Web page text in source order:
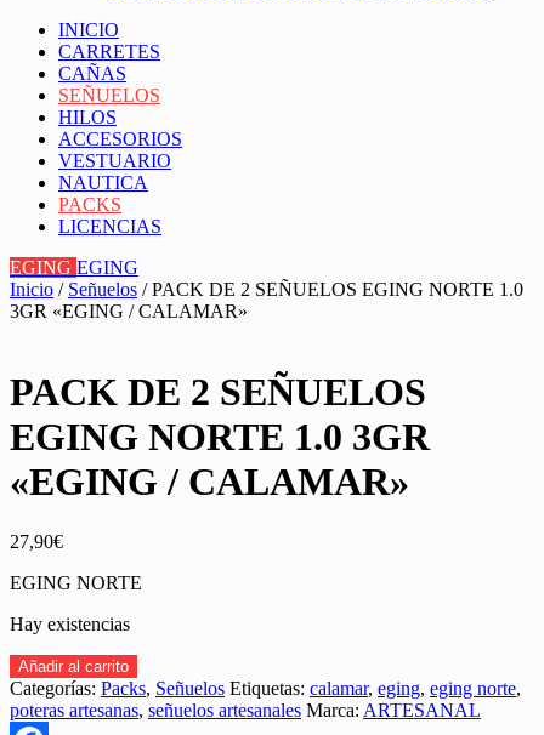
INICIO
CARRETES
CAÑAS
SEÑUELOS
HILOS
ACCESORIOS
VESTUARIO
NAUTICA
PACKS
LICENCIAS
EGING EGING
Inicio / Señuelos / PACK DE 2 SEÑUELOS EGING NORTE 1.0
3GR «EGING / CALAMAR»
PACK DE 2 SEÑUELOS
EGING NORTE 1.0 3GR
«EGING / CALAMAR»
27,90€
EGING NORTE
Hay existencias
PACK
DE
2
SEÑUELOS
Añadir al carrito
Categorías: Packs, Señuelos Etiquetas: calamar, eging, eging norte,
poteras artesanas, señuelos artesanales Marca: ARTESANAL